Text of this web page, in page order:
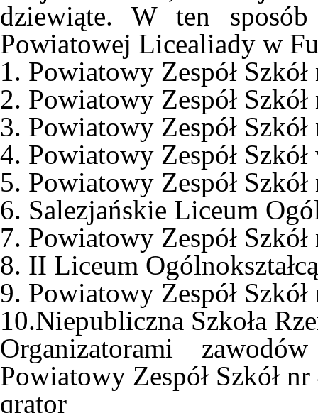
dziewiąte. W ten
Powiatowej Licealiady w
1. Powiatowy Zespół
2. Powiatowy Zespół
3. Powiatowy Zespół
4. Powiatowy Zespół
5. Powiatowy Zespół
6. Salezjańskie Liceum
7. Powiatowy Zespół
8. II Liceum
9. Powiatowy Zespół
10.Niepubliczna Szkoła
Organizatorami
Powiatowy Zespół Szkół
qrator